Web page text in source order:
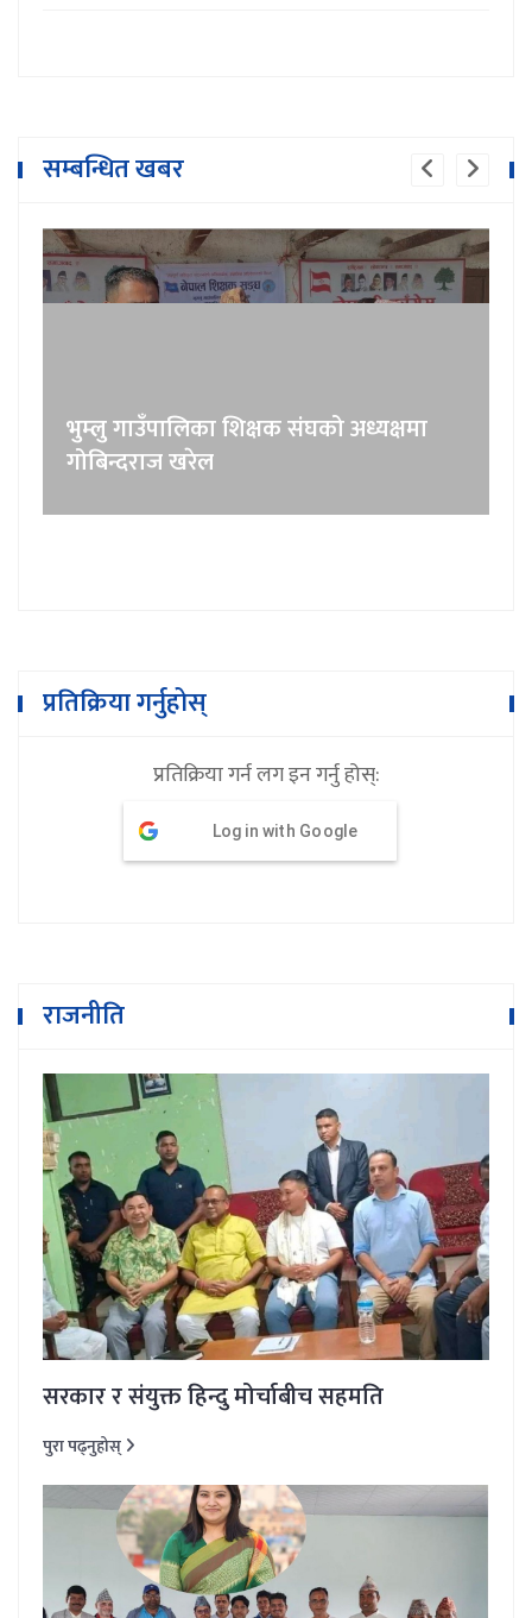
सम्बन्धित खबर
भुम्लु गाउँपालिका शिक्षक संघको अध्यक्षमा
गोबिन्दराज खरेल
प्रतिक्रिया गर्नुहोस्
प्रतिक्रिया गर्न लग इन गर्नु होस्:
Log in with Google
राजनीति
सरकार र संयुक्त हिन्दु मोर्चाबीच सहमति
पुरा पढ्नुहोस्